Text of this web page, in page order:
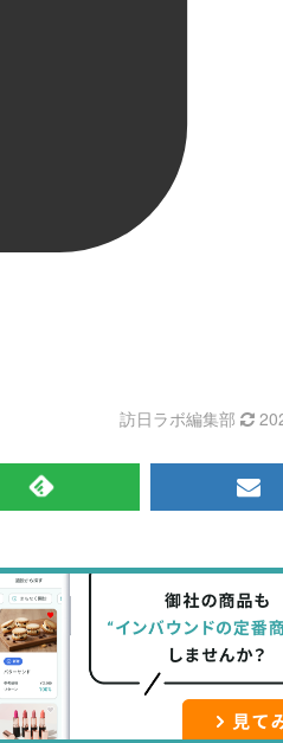
訪日ラボ編集部
RSS
記
事
を
購
読
メ
マ
ガ
登
録
す